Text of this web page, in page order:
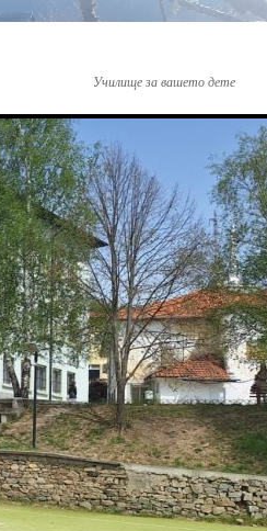
Училище за вашето дете